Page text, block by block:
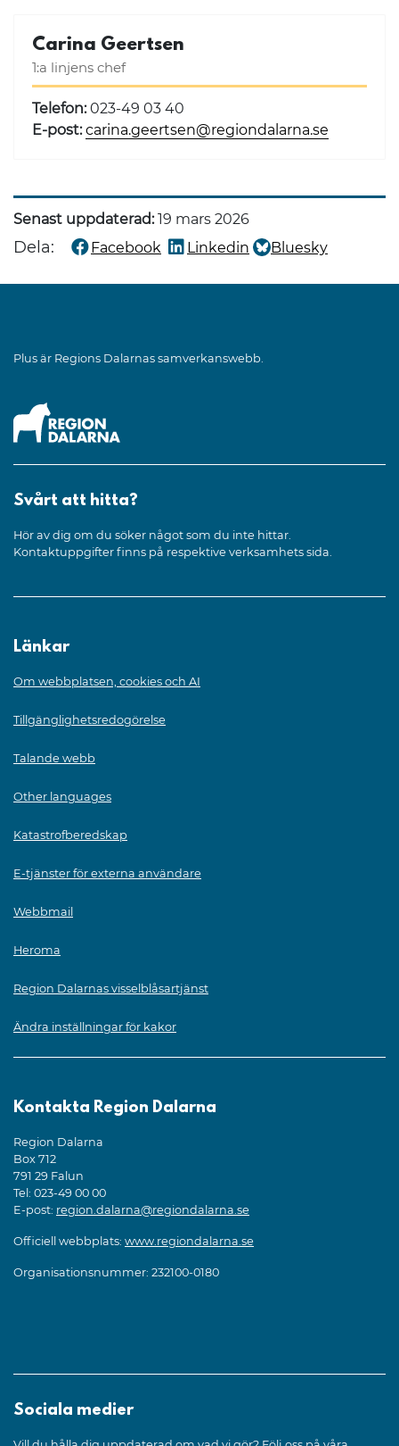
Carina Geertsen
1:a linjens chef
Telefon:023-49 03 40
E-post:carina.geertsen@regiondalarna.se
Senast uppdaterad:19 mars 2026
Dela: Dela denna sida på
Facebook
Dela denna sida på
Linkedin
Dela denna sida på
Bluesky
Plus är Regions Dalarnas samverkanswebb.
Svårt att hitta?
Hör av dig om du söker något som du inte hittar.
Kontaktuppgifter finns på respektive verksamhets sida.
Länkar
Om webbplatsen, cookies och AI
Tillgänglighetsredogörelse
Talande webb
Other languages
Katastrofberedskap
E-tjänster för externa användare
Webbmail
Heroma
Region Dalarnas visselblåsartjänst
Ändra inställningar för kakor
Kontakta Region Dalarna
Region Dalarna
Box 712
791 29 Falun
Tel: 023-49 00 00
E-post: region.dalarna@regiondalarna.se
Officiell webbplats: www.regiondalarna.se
Organisationsnummer: 232100-0180
Sociala medier